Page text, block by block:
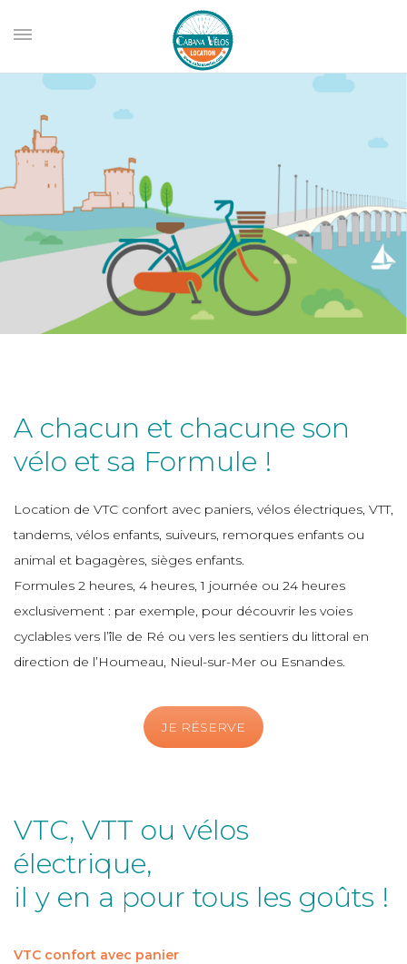
A chacun et chacune son
vélo et sa Formule !
Location de VTC confort avec paniers, vélos électriques, VTT,
tandems, vélos enfants, suiveurs, remorques enfants ou
animal et bagagères, sièges enfants.
Formules 2 heures, 4 heures, 1 journée ou 24 heures
exclusivement : par exemple, pour découvrir les voies
cyclables vers l’île de Ré ou vers les sentiers du littoral en
direction de l’Houmeau, Nieul-sur-Mer ou Esnandes.
JE RÉSERVE
VTC, VTT ou vélos
électrique,
il y en a pour tous les goûts !
VTC confort avec panier